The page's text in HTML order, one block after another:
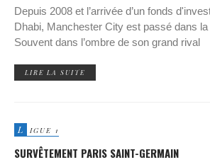
Depuis 2008 et l’arrivée d’un fonds
Dhabi, Manchester City est passé dans
Souvent dans l’ombre de son grand rival
LIRE LA SUITE
L IGUE 1
SURVÊTEMENT PARIS SAINT-GERMAIN